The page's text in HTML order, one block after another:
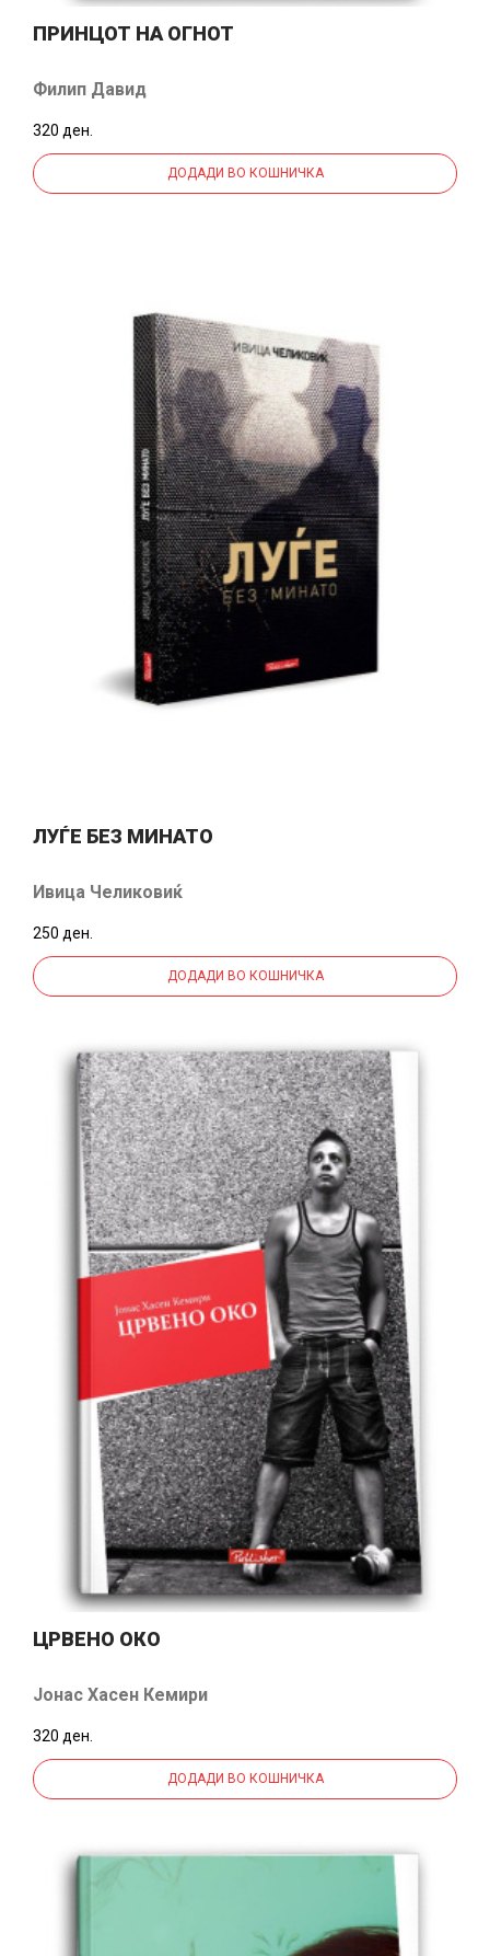
ПРИНЦОТ НА ОГНОТ
Филип Давид
320 ден.
ДОДАДИ ВО КОШНИЧКА
ЛУЃЕ БЕЗ МИНАТО
Ивица Челиковиќ
250 ден.
ДОДАДИ ВО КОШНИЧКА
ЦРВЕНО ОКО
Јонас Хасен Кемири
320 ден.
ДОДАДИ ВО КОШНИЧКА